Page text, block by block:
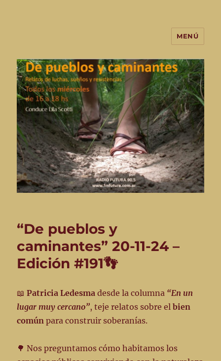
De Pueblos y Caminantes-
programa de radio
MENÚ
“De pueblos y
caminantes” 20-11-24 –
Edición #191👣
📖Patricia Ledesma desde la columna “En un
lugar muy cercano”, teje relatos sobre elbien
común para construir soberanías.
🌳 Nos preguntamos cómo habitamos los